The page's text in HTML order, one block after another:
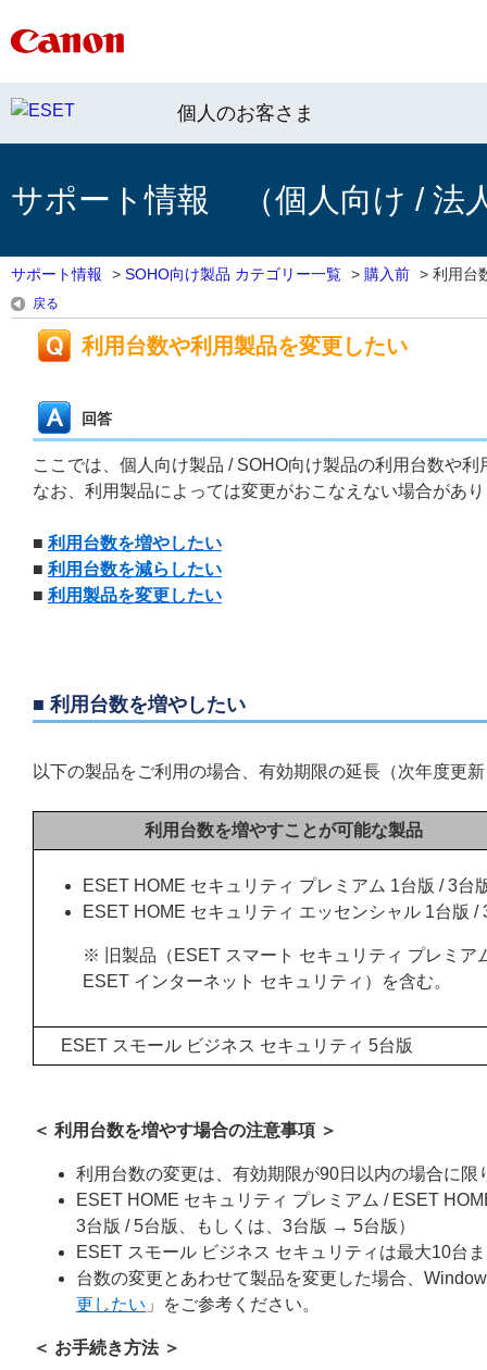
個人のお客さま
サポート情報 （個人向け / 法
サポート情報 > SOHO向け製品 カテゴリー一覧 > 購入前 > 利用台
戻る
利用台数や利用製品を変更したい
回答
ここでは、個人向け製品 / SOHO向け製品の利用台数や
なお、利用製品によっては変更がおこなえない場合があ
■ 利用台数を増やしたい
■ 利用台数を減らしたい
■ 利用製品を変更したい
■ 利用台数を増やしたい
以下の製品をご利用の場合、有効期限の延長（次年度更
利用台数を増やすことが可能な製品
ESET HOME セキュリティ プレミアム 1台版 / 3台
ESET HOME セキュリティ エッセンシャル 1台版 /
※ 旧製品（ESET スマート セキュリティ プレミア
ESET インターネット セキュリティ）を含む。
ESET スモール ビジネス セキュリティ 5台版
＜ 利用台数を増やす場合の注意事項 ＞
利用台数の変更は、有効期限が90日以内の場合に限
ESET HOME セキュリティ プレミアム / ESET
3台版 / 5台版、もしくは、3台版 → 5台版）
ESET スモール ビジネス セキュリティは最大10台
台数の変更とあわせて製品を変更した場合、
更したい 」をご参考ください。
＜ お手続き方法 ＞